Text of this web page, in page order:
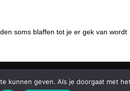
soms blaffen tot je er gek van wordt
All Rights Reserved. Kitchen Design
geven. Als je doorgaat met